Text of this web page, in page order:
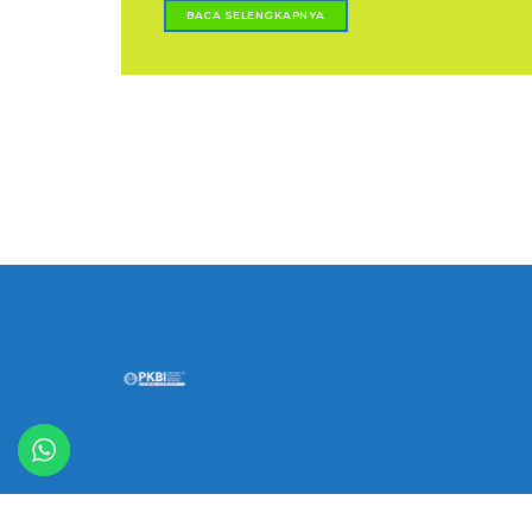
BACA SELENGKAPNYA